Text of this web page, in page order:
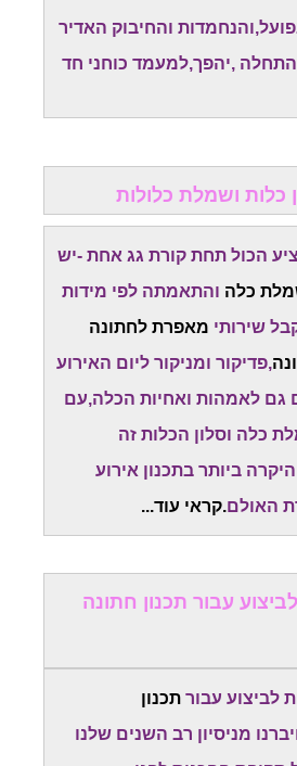
והחיבוק האדיר
,יהפך,למעמד כוחני חד
כלות ושמלת כלולות
הכול תחת קורת גג אחת -יש
כלה והתאמתה לפי מידות
שירותי מאפרת לחתונה
,פדיקור ומניקור ליום האירוע
גם לאמהות ואחיות הכלה,עם
כלה וסלון הכלות זה
ביותר בתכנון אירוע
האולם.קראי עוד...
עבור תכנון חתונה
לביצוע עבור תכנון
מניסיון רב השנים שלנו